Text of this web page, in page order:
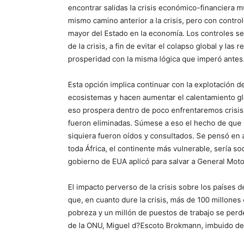
encontrar salidas la crisis económico-financiera
mismo camino anterior a la crisis, pero con
mayor del Estado en la economía. Los controles
de la crisis, a fin de evitar el colapso global y las
prosperidad con la misma lógica que imperó antes.
Esta opción implica continuar con la explotación
ecosistemas y hacen aumentar el calentamiento
eso prospera dentro de poco enfrentaremos
fueron eliminadas. Súmese a eso el hecho de
siquiera fueron oídos y consultados. Se pensó
toda África, el continente más vulnerable, sería
gobierno de EUA aplicó para salvar a General
El impacto perverso de la crisis sobre los países
que, en cuanto dure la crisis, más de 100
pobreza y un millón de puestos de trabajo se
de la ONU, Miguel d?Escoto Brokmann, imbuido